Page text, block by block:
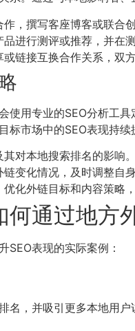
作，撰写客座博客或联合
进行测评或推荐，并在
链接互换合作关系，双
使用专业的SEO分析工
市场中的SEO表现持续
对本地搜索排名的影响。
变化情况，及时调整自
优化外链目标和内容策略
通过地方
SEO表现的实际案例：
名，并吸引更多本地用